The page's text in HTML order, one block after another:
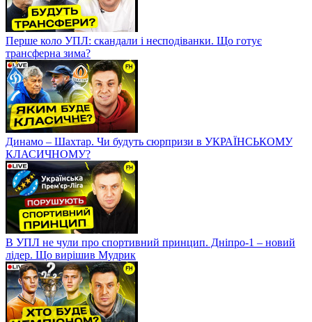
Перше коло УПЛ: скандали і несподіванки. Що готує
трансферна зима?
Динамо – Шахтар. Чи будуть сюрпризи в УКРАЇНСЬКОМУ
КЛАСИЧНОМУ?
В УПЛ не чули про спортивний принцип. Дніпро-1 – новий
лідер. Що вирішив Мудрик